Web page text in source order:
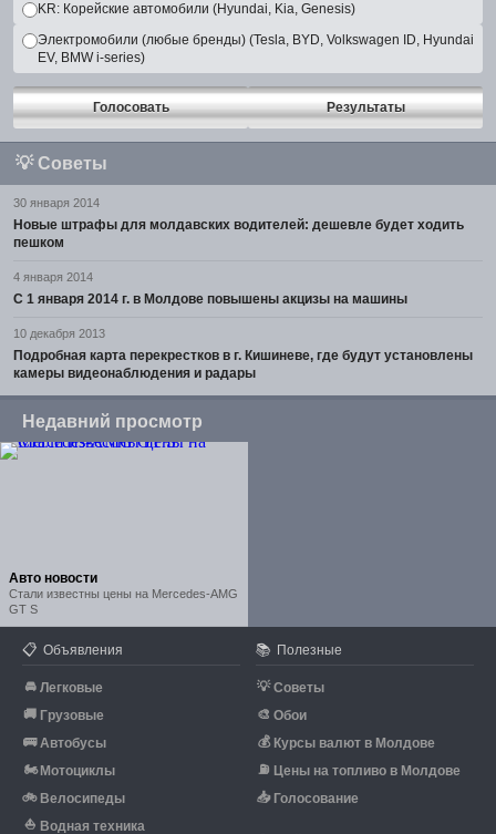
KR: Корейские автомобили (Hyundai, Kia, Genesis)
Электромобили (любые бренды) (Tesla, BYD, Volkswagen ID, Hyundai
EV, BMW i-series)
Голосовать Результаты
💡 Советы
30 января 2014
Новые штрафы для молдавских водителей: дешевле будет ходить
пешком
4 января 2014
С 1 января 2014 г. в Молдове повышены акцизы на машины
10 декабря 2013
Подробная карта перекрестков в г. Кишиневе, где будут установлены
камеры видеонаблюдения и радары
Недавний просмотр
Авто новости
Стали известны цены на Mercedes-AMG
GT S
📋 Объявления
🚘 Легковые
🚚 Грузовые
🚌 Автобусы
🏍 Мотоциклы
🚲 Велосипеды
⛵ Водная техника
📚 Полезные
💡 Советы
🎨 Обои
💰 Курсы валют в Молдове
⛽ Цены на топливо в Молдове
📥 Голосование